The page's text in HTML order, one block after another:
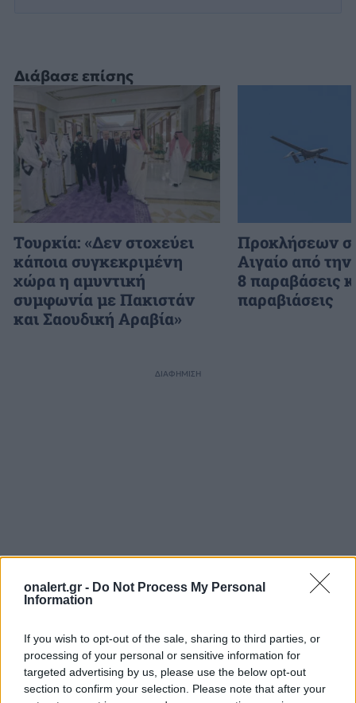
onalert.gr - Do Not Process My Personal
Information
If you wish to opt-out of the sale, sharing to third parties, or
processing of your personal or sensitive information for
targeted advertising by us, please use the below opt-out
section to confirm your selection. Please note that after your
Διάβασε επίσης
Τουρκία: «Δεν στοχεύει
κάποια συγκεκριμένη
χώρα η αμυντική
συμφωνία με Πακιστάν
και Σαουδική Αραβία»
Προκλήσεων
Αιγαίο από
8 παραβάσεις
παραβιάσεις
ΔΙΑΦΗΜΙΣΗ
ΣΧΕΤΙΚΑ ΑΡΘΡΑ